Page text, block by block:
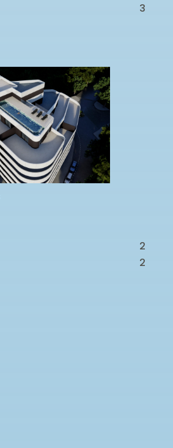
3
2
2